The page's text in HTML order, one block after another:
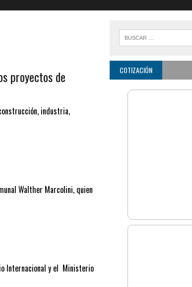
proyectos de
industria,
Walther Marcolini, quien
Internacional y el Ministerio
COTIZACIÓN